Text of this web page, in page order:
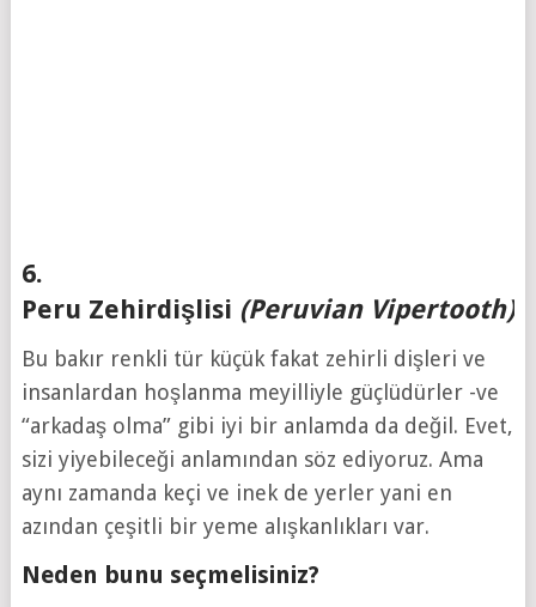
6.
Peru Zehirdişlisi (Peruvian Vipertooth)
Bu bakır renkli tür küçük fakat zehirli dişleri ve
insanlardan hoşlanma meyilliyle güçlüdürler -ve
“arkadaş olma” gibi iyi bir anlamda da değil. Evet,
sizi yiyebileceği anlamından söz ediyoruz. Ama
aynı zamanda keçi ve inek de yerler yani en
azından çeşitli bir yeme alışkanlıkları var.
Neden bunu seçmelisiniz?